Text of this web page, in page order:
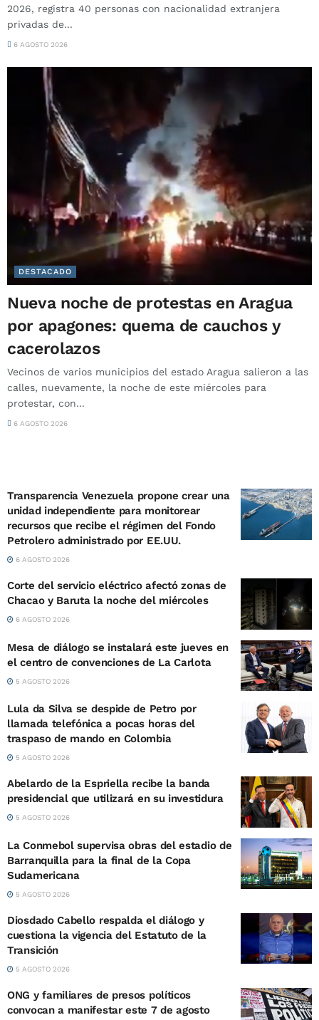
2026, registra 40 personas con nacionalidad extranjera
privadas de...
6 AGOSTO 2026
DESTACADO
Nueva noche de protestas en Aragua
por apagones: quema de cauchos y
cacerolazos
Vecinos de varios municipios del estado Aragua salieron a las
calles, nuevamente, la noche de este miércoles para
protestar, con...
6 AGOSTO 2026
Transparencia Venezuela propone crear una
unidad independiente para monitorear
recursos que recibe el régimen del Fondo
Petrolero administrado por EE.UU.
6 AGOSTO 2026
Corte del servicio eléctrico afectó zonas de
Chacao y Baruta la noche del miércoles
6 AGOSTO 2026
Mesa de diálogo se instalará este jueves en
el centro de convenciones de La Carlota
5 AGOSTO 2026
Lula da Silva se despide de Petro por
llamada telefónica a pocas horas del
traspaso de mando en Colombia
5 AGOSTO 2026
Abelardo de la Espriella recibe la banda
presidencial que utilizará en su investidura
5 AGOSTO 2026
La Conmebol supervisa obras del estadio de
Barranquilla para la final de la Copa
Sudamericana
5 AGOSTO 2026
Diosdado Cabello respalda el diálogo y
cuestiona la vigencia del Estatuto de la
Transición
5 AGOSTO 2026
ONG y familiares de presos políticos
convocan a manifestar este 7 de agosto